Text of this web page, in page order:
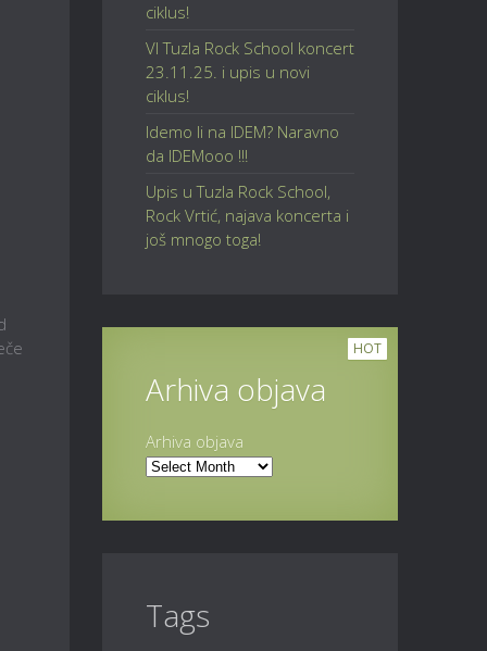
ciklus!
VI Tuzla Rock School koncert
23.11.25. i upis u novi
ciklus!
Idemo li na IDEM? Naravno
da IDEMooo !!!
Upis u Tuzla Rock School,
Rock Vrtić, najava koncerta i
još mnogo toga!
HOT
Arhiva objava
Arhiva objava
Tags